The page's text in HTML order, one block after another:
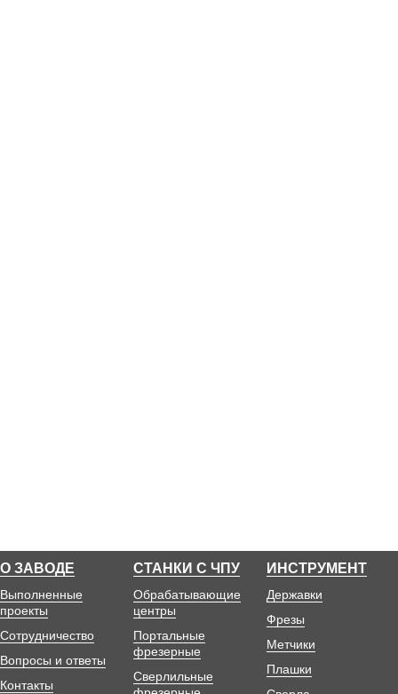
О ЗАВОДЕ
Выполненные
проекты
Сотрудничество
Вопросы и ответы
Контакты
СТАНКИ С ЧПУ
Обрабатывающие
центры
Портальные
фрезерные
Сверлильные
ИНСТРУМЕНТ
Державки
Фрезы
Метчики
Плашки